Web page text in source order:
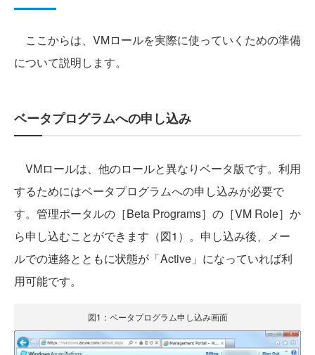
ここからは、VMロールを実際に使っていくための準備
について説明します。
ベータプログラムへの申し込み
VMロールは、他のロールと異なりベータ版です。利用
するためにはベータプログラムへの申し込みが必要で
す。管理ポータルの［Beta Programs］の［VM Role］か
ら申し込むことができます（図1）。申し込み後、メー
ルでの連絡とともに状態が「Active」になっていれば利
用可能です。
図1：ベータプログラム申し込み画面